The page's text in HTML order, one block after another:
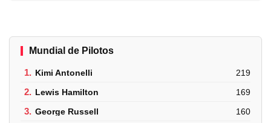
Mundial de Pilotos
1. Kimi Antonelli 219
2. Lewis Hamilton 169
3. George Russell 160